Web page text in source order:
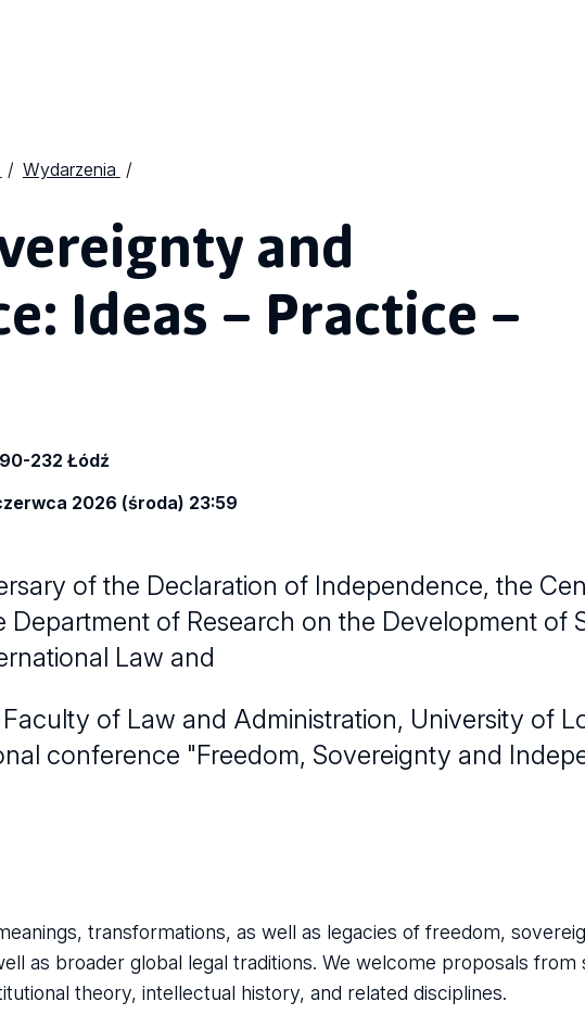
Wydarzenia
and
Ideas – Practice –
232 Łódź
2026 (środa) 23:59
of the Declaration of Independence, the
Department of Research on the Development of
Law and
of Law and Administration, University of
conference "Freedom, Sovereignty and
transformations, as well as legacies of freedom,
as broader global legal traditions. We welcome proposals
theory, intellectual history, and related disciplines.